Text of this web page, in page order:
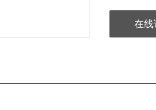
士乐已经的
力士乐内
乐博世液压
在线